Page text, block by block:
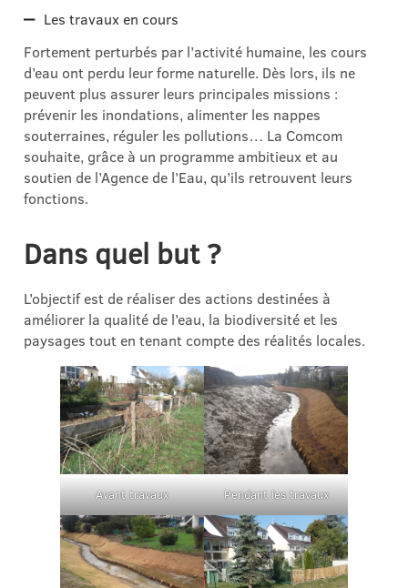
Les travaux en cours
Fortement perturbés par l’activité humaine, les cours
d’eau ont perdu leur forme naturelle. Dès lors, ils ne
peuvent plus assurer leurs principales missions :
prévenir les inondations, alimenter les nappes
souterraines, réguler les pollutions… La Comcom
souhaite, grâce à un programme ambitieux et au
soutien de l’Agence de l’Eau, qu’ils retrouvent leurs
fonctions.
Dans quel but ?
L’objectif est de réaliser des actions destinées à
améliorer la qualité de l’eau, la biodiversité et les
paysages tout en tenant compte des réalités locales.
Avant travaux Pendant les travaux